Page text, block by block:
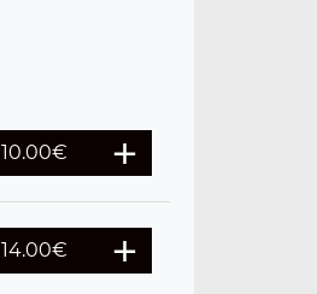
10.00€
14.00€